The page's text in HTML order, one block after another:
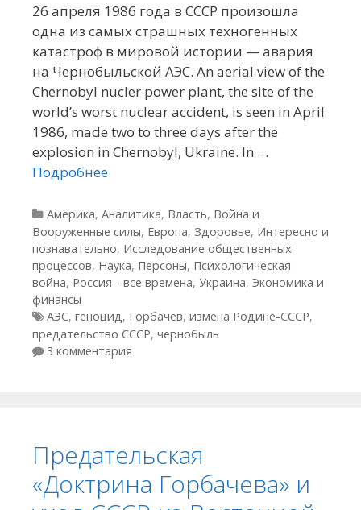
26 апреля 1986 года в СССР произошла
одна из самых страшных техногенных
катастроф в мировой истории — авария
на Чернобыльской АЭС. An aerial view of the
Chernobyl nucler power plant, the site of the
world’s worst nuclear accident, is seen in April
1986, made two to three days after the
explosion in Chernobyl, Ukraine. In …
Подробнее
Рубрики
Америка, Аналитика, Власть, Война и
Вооруженные силы, Европа, Здоровье, Интересно и
познавательно, Исследование общественных
процессов, Наука, Персоны, Психологическая
война, Россия - все времена, Украина, Экономика и
финансы
Метки
АЭС, геноцид, Горбачев, измена Родине-СССР,
предательство СССР, чернобыль
3 комментария
Предательская
«Доктрина Горбачева» и